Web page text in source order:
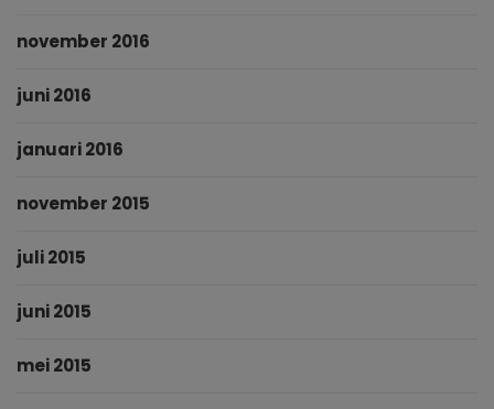
november 2016
juni 2016
januari 2016
november 2015
juli 2015
juni 2015
mei 2015